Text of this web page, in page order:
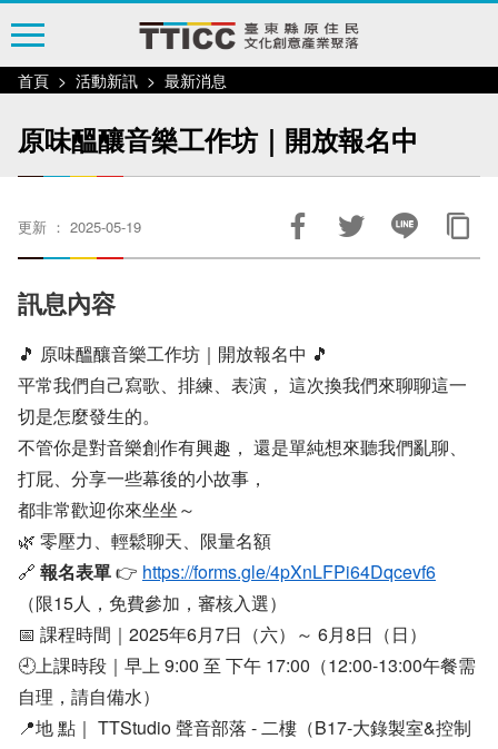
跳
到
主
要首頁 活動新訊 最新消息
原味醞釀音樂工作坊｜開放報名中
更新 ： 2025-05-19
訊息內容
🎵 原味醞釀音樂工作坊｜開放報名中 🎵
平常我們自己寫歌、排練、表演， 這次換我們來聊聊這一
切是怎麼發生的。
不管你是對音樂創作有興趣， 還是單純想來聽我們亂聊、
打屁、分享一些幕後的小故事，
都非常歡迎你來坐坐～
🌿 零壓力、輕鬆聊天、限量名額
🔗 報名表單👉 https://forms.gle/4pXnLFPi64Dqcevf6
（限15人，免費參加，審核入選）
📅 課程時間｜2025年6月7日（六）～ 6月8日（日）
🕘上課時段｜早上 9:00 至 下午 17:00（12:00-13:00午餐需
自理，請自備水）
📍地 點｜ TTStudio 聲音部落 - 二樓（B17-大錄製室&控制